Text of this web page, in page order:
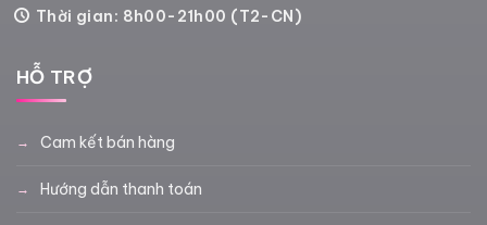
Thời gian: 8h00-21h00 (T2-CN)
HỖ TRỢ
Cam kết bán hàng
Hướng dẫn thanh toán